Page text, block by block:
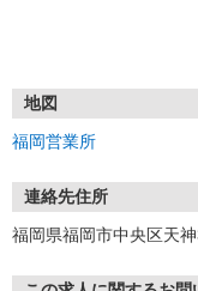
①応募から3営業日を目
★スマホでWEB面接（
す
③面接実施（履歴書不
※ご希望があれば、職
地図
福岡営業所
連絡先住所
福岡県福岡市中央区天